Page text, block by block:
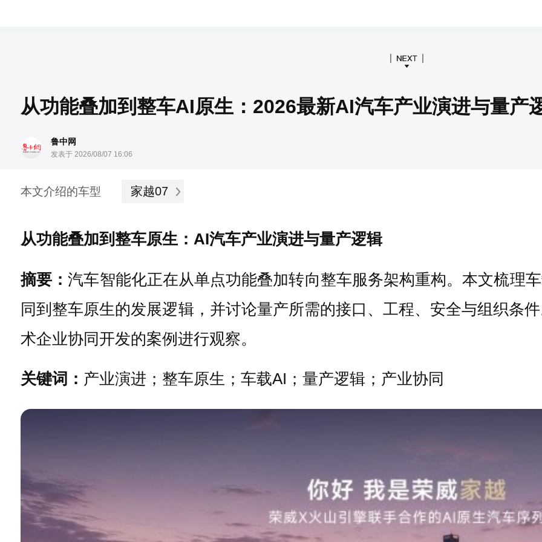
从功能叠加到整车AI原生：2026最新AI汽车产业演进与量产
鲁中网
发表于 2026/08/07 16:06
本文介绍的车型 家越07
从功能叠加到整车原生：AI汽车产业演进与量产逻辑
摘要：汽车智能化正在从单点功能叠加转向整车服务架构重构。本文梳理
同到整车原生的发展逻辑，并讨论量产所需的接口、工程、安全与组织条
术企业协同开发的案例进行观察。
关键词： 产业演进；整车原生；车载AI；量产逻辑；产业协同